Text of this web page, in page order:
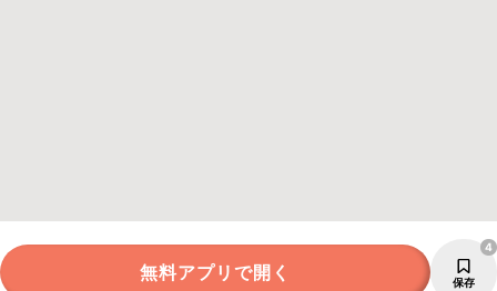
無料アプリで開く 保存
4